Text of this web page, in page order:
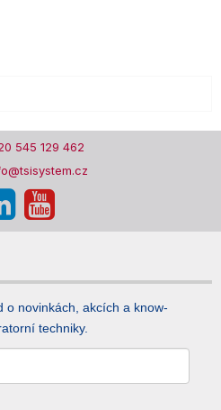
545 129 462
o novinkách, akcích a know-
techniky.